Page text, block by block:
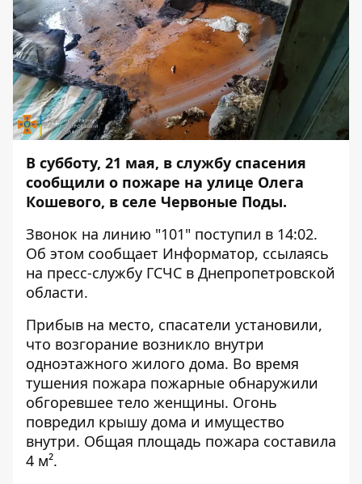
В субботу, 21 мая, в службу спасения
сообщили о пожаре на улице Олега
Кошевого, в селе Червоные Поды.
Звонок на линию "101" поступил в 14:02.
Об этом сообщает Информатор, ссылаясь
на пресс-службу ГСЧС в Днепропетровской
области.
Прибыв на место, спасатели установили,
что возгорание возникло внутри
одноэтажного жилого дома. Во время
тушения пожара пожарные обнаружили
обгоревшее тело женщины. Огонь
повредил крышу дома и имущество
внутри. Общая площадь пожара составила
4 м².